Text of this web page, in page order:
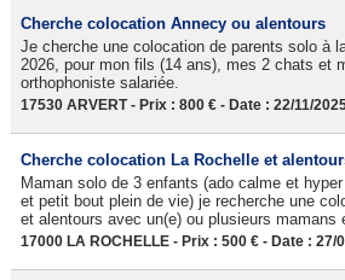
Cherche colocation Annecy ou alentours
Je cherche une colocation de parents solo à
2026, pour mon fils (14 ans), mes 2 chats et
orthophoniste salariée.
17530 ARVERT - Prix : 800 € - Date : 22/11/
Cherche colocation La Rochelle et
Maman solo de 3 enfants (ado calme et
et petit bout plein de vie) je recherche une
et alentours avec un(e) ou plusieurs mamans
17000 LA ROCHELLE - Prix : 500 € - Date : 27/